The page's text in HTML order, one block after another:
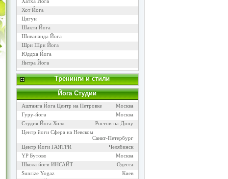
Хот Йога
Цигун
Шакти Йога
Шивананда Йога
Шри Шри Йога
Юддха Йога
Янтра Йога
Тренинги и стили
Йога Cтудии
Аштанга Йога Центр на Петровке
Москва
Гуру-йога
Москва
Студия Йога Холл
Ростов-на-Дону
Центр йоги Сфера на Невском
Санкт-Петербург
Центр Йоги ГАЯТРИ
Челябинск
YP Бутово
Москва
Школа йоги ИНСАЙТ
Одесса
Sunrize Yogaz
Киев